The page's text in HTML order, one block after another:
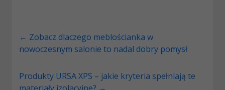
← Zobacz dlaczego meblościanka w
nowoczesnym salonie to nadal dobry pomysł
Produkty URSA XPS – jakie kryteria spełniają te